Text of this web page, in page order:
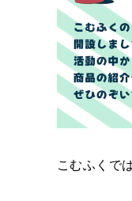
こむふくで